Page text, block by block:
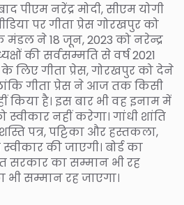
पीएम नरेंद्र मोदी, सीएम योगी
पर गीता प्रेस गोरखपुर को
मंडल ने 18 जून, 2023 को नरेन्द्र
की सर्वसम्मति से वर्ष 2021
के लिए गीता प्रेस, गोरखपुर को देने
गीता प्रेस ने आज तक किसी
किया है। इस बार भी वह इनाम में
नहीं करेगा। गांधी शांति
पत्र, पट्टिका और हस्तकला,
की जाएगी। बोर्ड का
सरकार का सम्मान भी रह
भी सम्मान रह जाएगा।